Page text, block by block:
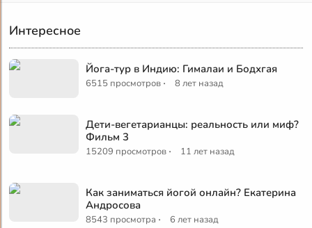
Интересное
Йога-тур в Индию: Гималаи и Бодхгая
6515 просмотров · 8 лет назад
Дети-вегетарианцы: реальность или миф?
Фильм 3
15209 просмотров · 11 лет назад
Как заниматься йогой онлайн? Екатерина
Андросова
8543 просмотра · 6 лет назад